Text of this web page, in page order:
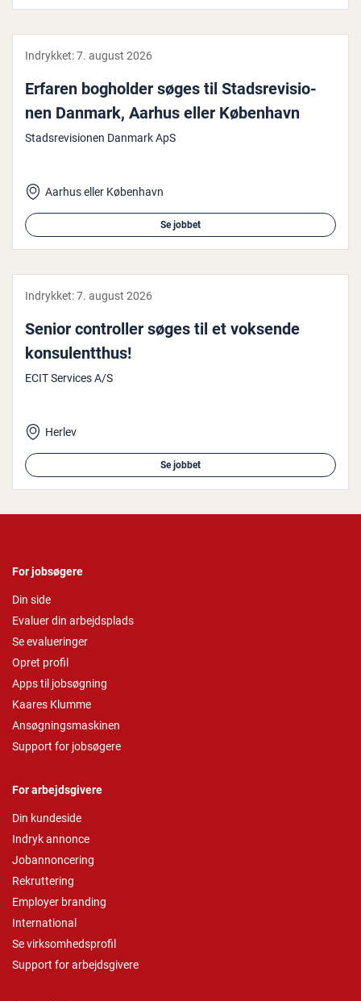
Indrykket:7. august 2026
Erfaren bogholder søges til Stads­re­vi­sio­
nen Danmark, Aarhus eller København
Stadsrevisionen Danmark ApS
Aarhus eller København
Se jobbet
Indrykket:7. august 2026
Senior con­trol­ler søges til et voksende
kon­su­lent­t­hus!
ECIT Services A/S
Herlev
Se jobbet
For jobsøgere
Din side
Evaluer din arbejdsplads
Se evalueringer
Opret profil
Apps til jobsøgning
Kaares Klumme
Ansøgningsmaskinen
Support for jobsøgere
For arbejdsgivere
Din kundeside
Indryk annonce
Jobannoncering
Rekruttering
Employer branding
International
Se virksomhedsprofil
Support for arbejdsgivere